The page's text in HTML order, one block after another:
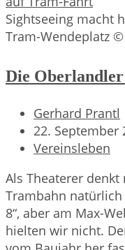
Sightseeing macht
Tram-Wendeplatz
Die
Beitrags-
Autor:
Gerhard Prantl
Beitrag
veröffentlicht:
22. September
Beitrags-
Vereinsleben
Als Theaterer
Trambahn natürlich
8“, aber am Max-
hielten wir nicht.